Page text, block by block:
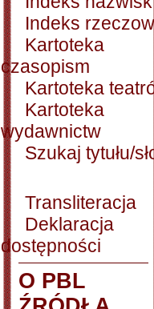
Indeks
Kartoteka
czasopism
Kartoteka
Kartoteka
wydawnictw
Szukaj tytułu/
Transliteracja
Deklaracja
dostępności
O PBL